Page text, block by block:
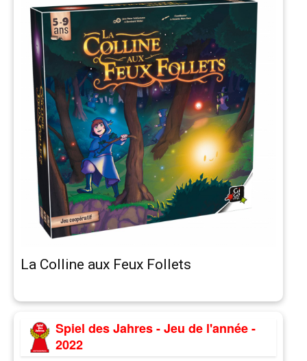
La Colline aux Feux Follets
Spiel des Jahres - Jeu de l'année -
2022